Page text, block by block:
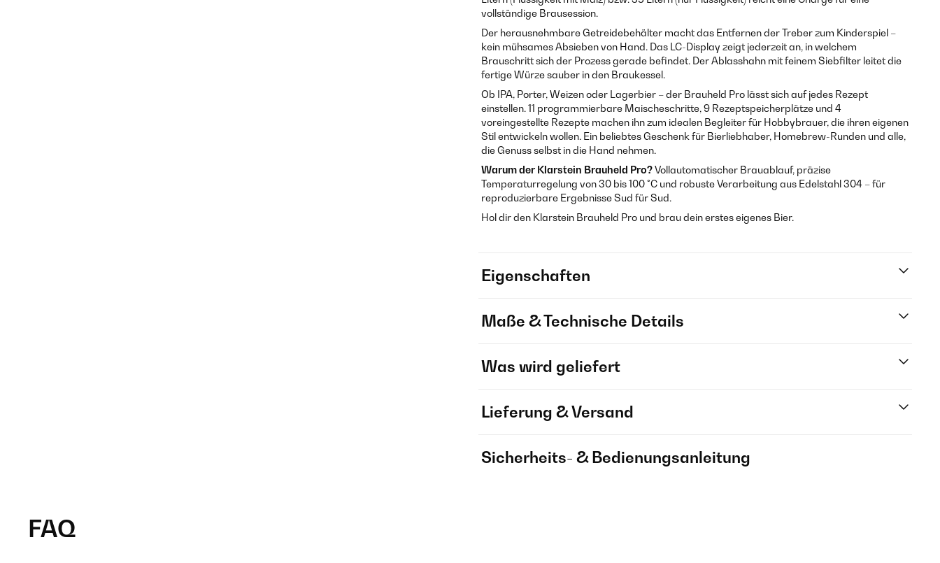
vollständige Brausession.
Der herausnehmbare Getreidebehälter macht das Entfernen der Treber zum Kinderspiel –
kein mühsames Absieben von Hand. Das LC-Display zeigt jederzeit an, in welchem
Brauschritt sich der Prozess gerade befindet. Der Ablasshahn mit feinem Siebfilter leitet die
fertige Würze sauber in den Braukessel.
Ob IPA, Porter, Weizen oder Lagerbier – der Brauheld Pro lässt sich auf jedes Rezept
einstellen. 11 programmierbare Maischeschritte, 9 Rezeptspeicherplätze und 4
voreingestellte Rezepte machen ihn zum idealen Begleiter für Hobbybrauer, die ihren eigenen
Stil entwickeln wollen. Ein beliebtes Geschenk für Bierliebhaber, Homebrew-Runden und alle,
die Genuss selbst in die Hand nehmen.
Warum der Klarstein Brauheld Pro?Vollautomatischer Brauablauf, präzise
Temperaturregelung von 30 bis 100 °C und robuste Verarbeitung aus Edelstahl 304 – für
reproduzierbare Ergebnisse Sud für Sud.
Hol dir den Klarstein Brauheld Pro und brau dein erstes eigenes Bier.
Eigenschaften
Maße & Technische Details
Was wird geliefert
Lieferung & Versand
Sicherheits- & Bedienungsanleitung
FAQ